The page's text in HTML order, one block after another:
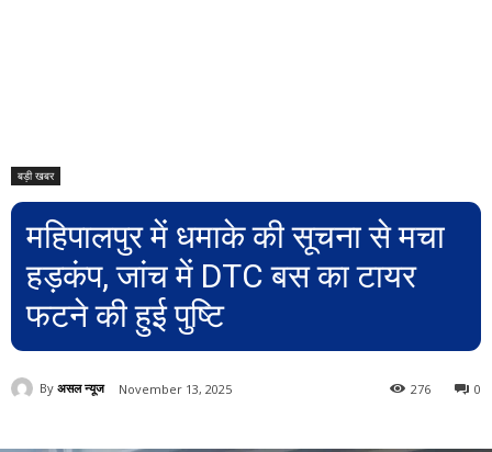
बड़ी खबर
महिपालपुर में धमाके की सूचना से मचा
हड़कंप, जांच में DTC बस का टायर
फटने की हुई पुष्टि
By असल न्यूज November 13, 2025 0
276